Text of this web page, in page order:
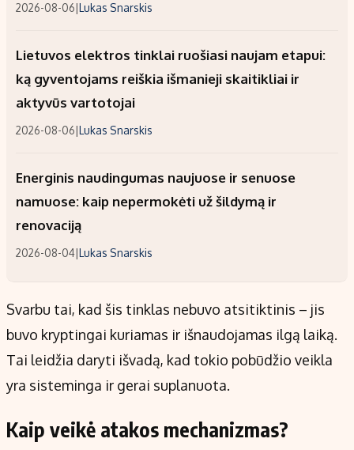
2026-08-06|Lukas Snarskis
Lietuvos elektros tinklai ruošiasi naujam etapui:
ką gyventojams reiškia išmanieji skaitikliai ir
aktyvūs vartotojai
2026-08-06|Lukas Snarskis
Energinis naudingumas naujuose ir senuose
namuose: kaip nepermokėti už šildymą ir
renovaciją
2026-08-04|Lukas Snarskis
Svarbu tai, kad šis tinklas nebuvo atsitiktinis – jis
buvo kryptingai kuriamas ir išnaudojamas ilgą laiką.
Tai leidžia daryti išvadą, kad tokio pobūdžio veikla
yra sisteminga ir gerai suplanuota.
Kaip veikė atakos mechanizmas?